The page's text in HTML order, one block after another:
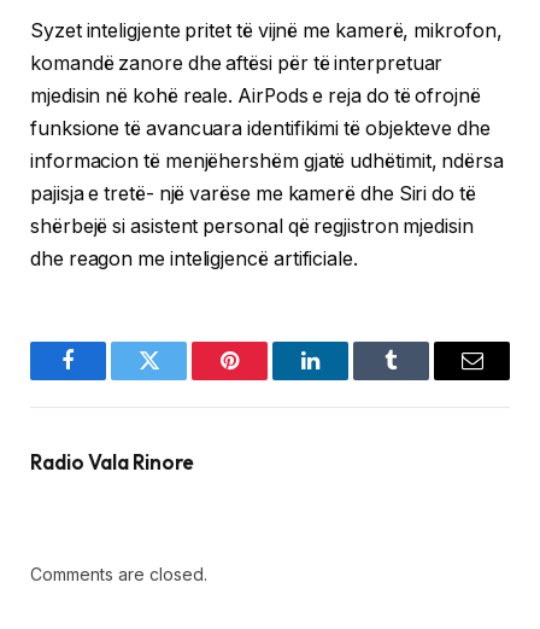
Syzet inteligjente pritet të vijnë me kamerë, mikrofon,
komandë zanore dhe aftësi për të interpretuar
mjedisin në kohë reale. AirPods e reja do të ofrojnë
funksione të avancuara identifikimi të objekteve dhe
informacion të menjëhershëm gjatë udhëtimit, ndërsa
pajisja e tretë- një varëse me kamerë dhe Siri do të
shërbejë si asistent personal që regjistron mjedisin
dhe reagon me inteligjencë artificiale.
FacebookTwitter Pinterest LinkedInTumblr Email
Radio Vala Rinore
Comments are closed.